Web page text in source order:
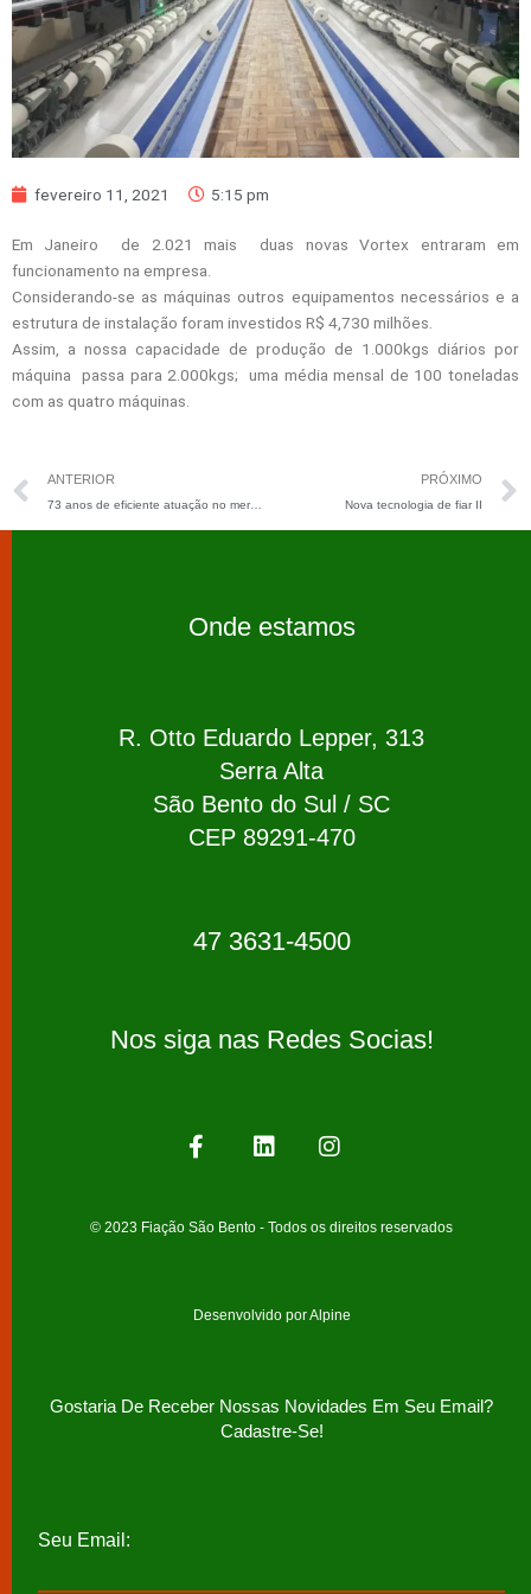
fevereiro 11, 2021 5:15 pm
Em Janeiro de 2.021 mais duas novas Vortex entraram em
funcionamento na empresa.
Considerando-se as máquinas outros equipamentos necessários e a
estrutura de instalação foram investidos R$ 4,730 milhões.
Assim, a nossa capacidade de produção de 1.000kgs diários por
máquina passa para 2.000kgs; uma média mensal de 100 toneladas
com as quatro máquinas.
Prev
ANTERIOR
73 anos de eficiente atuação no mercado
PRÓXIMO
Nova tecnologia de fiar II
Onde estamos
R. Otto Eduardo Lepper, 313
Serra Alta
São Bento do Sul / SC
CEP 89291-470
47 3631-4500
Nos siga nas Redes Socias!
© 2023 Fiação São Bento - Todos os direitos reservados
Desenvolvido por Alpine
Gostaria De Receber Nossas Novidades Em Seu Email?
Cadastre-Se!
Seu Email: